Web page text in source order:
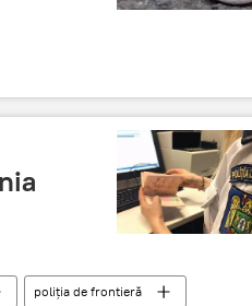
poliția de frontieră